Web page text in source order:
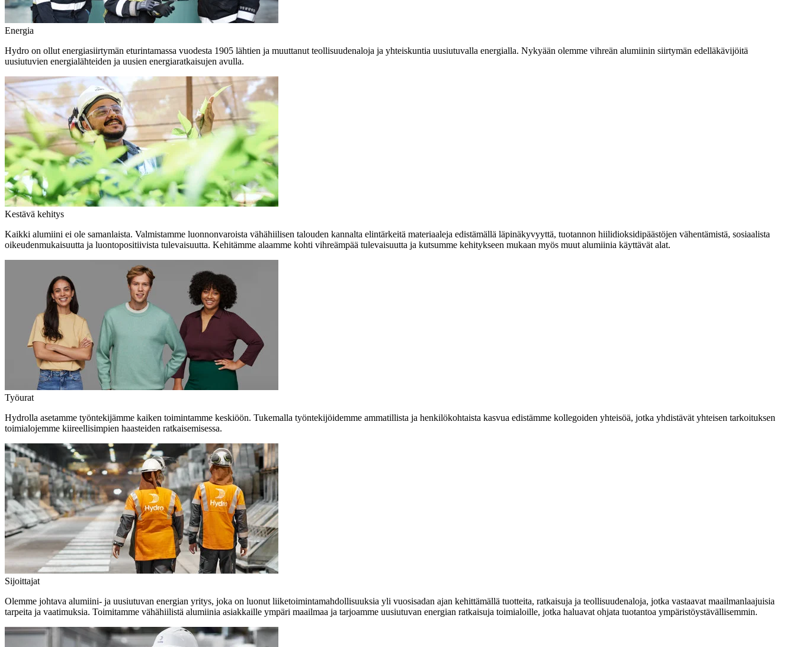
Energia
Hydro on ollut energiasiirtymän eturintamassa vuodesta 1905 lähtien ja muuttanut teollisuudenaloja ja yhteiskuntia uusiutuvalla energialla. Nykyään olemme vihreän alumiinin siirtymän edelläkävijöitä
uusiutuvien energialähteiden ja uusien energiaratkaisujen avulla.
Kestävä kehitys
Kaikki alumiini ei ole samanlaista. Valmistamme luonnonvaroista vähähiilisen talouden kannalta elintärkeitä materiaaleja edistämällä läpinäkyvyyttä, tuotannon hiilidioksidipäästöjen vähentämistä, sosiaalista
oikeudenmukaisuutta ja luontopositiivista tulevaisuutta. Kehitämme alaamme kohti vihreämpää tulevaisuutta ja kutsumme kehitykseen mukaan myös muut alumiinia käyttävät alat.
Työurat
Hydrolla asetamme työntekijämme kaiken toimintamme keskiöön. Tukemalla työntekijöidemme ammatillista ja henkilökohtaista kasvua edistämme kollegoiden yhteisöä, jotka yhdistävät yhteisen tarkoituksen
toimialojemme kiireellisimpien haasteiden ratkaisemisessa.
Sijoittajat
Olemme johtava alumiini- ja uusiutuvan energian yritys, joka on luonut liiketoimintamahdollisuuksia yli vuosisadan ajan kehittämällä tuotteita, ratkaisuja ja teollisuudenaloja, jotka vastaavat maailmanlaajuisia
tarpeita ja vaatimuksia. Toimitamme vähähiilistä alumiinia asiakkaille ympäri maailmaa ja tarjoamme uusiutuvan energian ratkaisuja toimialoille, jotka haluavat ohjata tuotantoa ympäristöystävällisemmin.